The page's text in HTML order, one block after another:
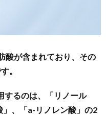
酸が含まれており、その
。
するのは、「リノール
、「a-リノレン酸」の2